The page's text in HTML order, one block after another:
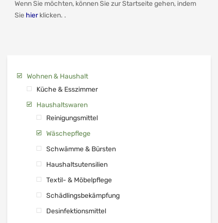
Wohnen & Haushalt
Küche & Esszimmer
Haushaltswaren
Reinigungsmittel
Wäschepflege
Schwämme & Bürsten
Haushaltsutensilien
Textil- & Möbelpflege
Schädlingsbekämpfung
Desinfektionsmittel
Wenn Sie möchten, können Sie zur Startseite gehen, indem
Sie hierklicken. .